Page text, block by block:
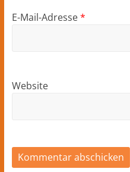
E-Mail-Adresse*
Website